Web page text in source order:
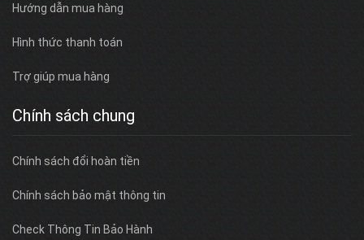
Hướng dẫn mua hàng
Hình thức thanh toán
Trợ giúp mua hàng
Chính sách chung
Chính sách đổi hoàn tiền
Chính sách bảo mật thông tin
Check Thông Tin Bảo Hành